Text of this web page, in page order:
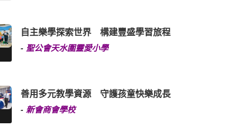
自主樂學探索世界 構建豐盛學習旅程
-聖公會天水圍靈愛小學
善用多元教學資源 守護孩童快樂成長
-新會商會學校